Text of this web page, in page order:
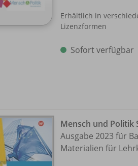
Erhältlich in
Lizenzformen
Sofort verfügbar
Mensch und Politik
Ausgabe 2023 für
Materialien für